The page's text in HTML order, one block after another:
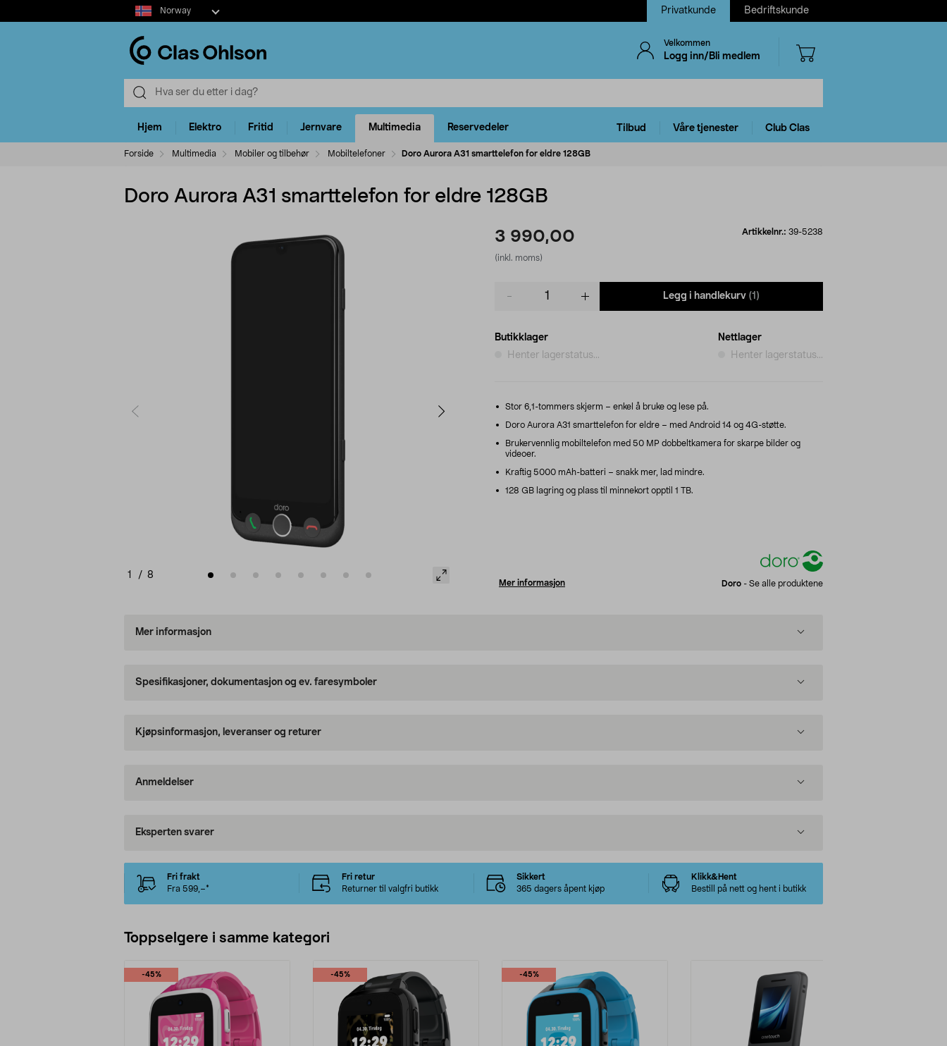
Select
market
Norway Privatkunde Bedriftskunde
Velkommen
Logg inn/Bli medlem
Hjem Elektro Fritid Jernvare Multimedia Reservedeler Tilbud Våre tjenester Club Clas
Forside Multimedia Mobiler og tilbehør Mobiltelefoner Doro Aurora A31 smarttelefon for eldre 128GB
Doro Aurora A31 smarttelefon for eldre 128GB
1 / 8
3 990,00
(inkl. moms)
Artikkelnr.: 39-5238
Legg i handlekurv (1)
Butikklager
Henter lagerstatus...
Nettlager
Henter lagerstatus...
Stor 6,1-tommers skjerm – enkel å bruke og lese på.
Doro Aurora A31 smarttelefon for eldre – med Android 14 og 4G-støtte.
Brukervennlig mobiltelefon med 50 MP dobbeltkamera for skarpe bilder og
videoer.
Kraftig 5000 mAh-batteri – snakk mer, lad mindre.
128 GB lagring og plass til minnekort opptil 1 TB.
Mer informasjon Doro - Se alle produktene
Mer informasjon
Spesifikasjoner, dokumentasjon og ev. faresymboler
Kjøpsinformasjon, leveranser og returer
Anmeldelser
Eksperten svarer
Fri frakt
Fra 599,–*
Fri retur
Returner til valgfri butikk
Sikkert
365 dagers åpent kjøp
Klikk&Hent
Bestill på nett og hent i butikk
Toppselgere i samme kategori
-45% -45% -45%